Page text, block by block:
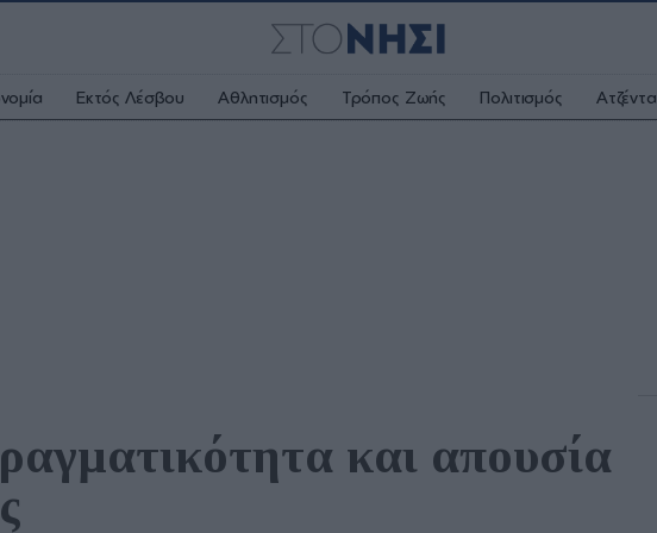
Εκτός Λέσβου Αθλητισμός Τρόπος Ζωής Πολιτισμός Ατζέντα
και απουσία